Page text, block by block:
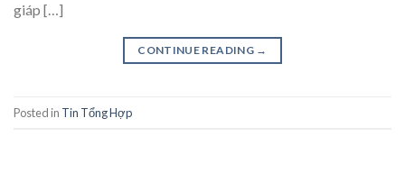
giáp […]
CONTINUE READING →
Posted in Tin Tổng Hợp